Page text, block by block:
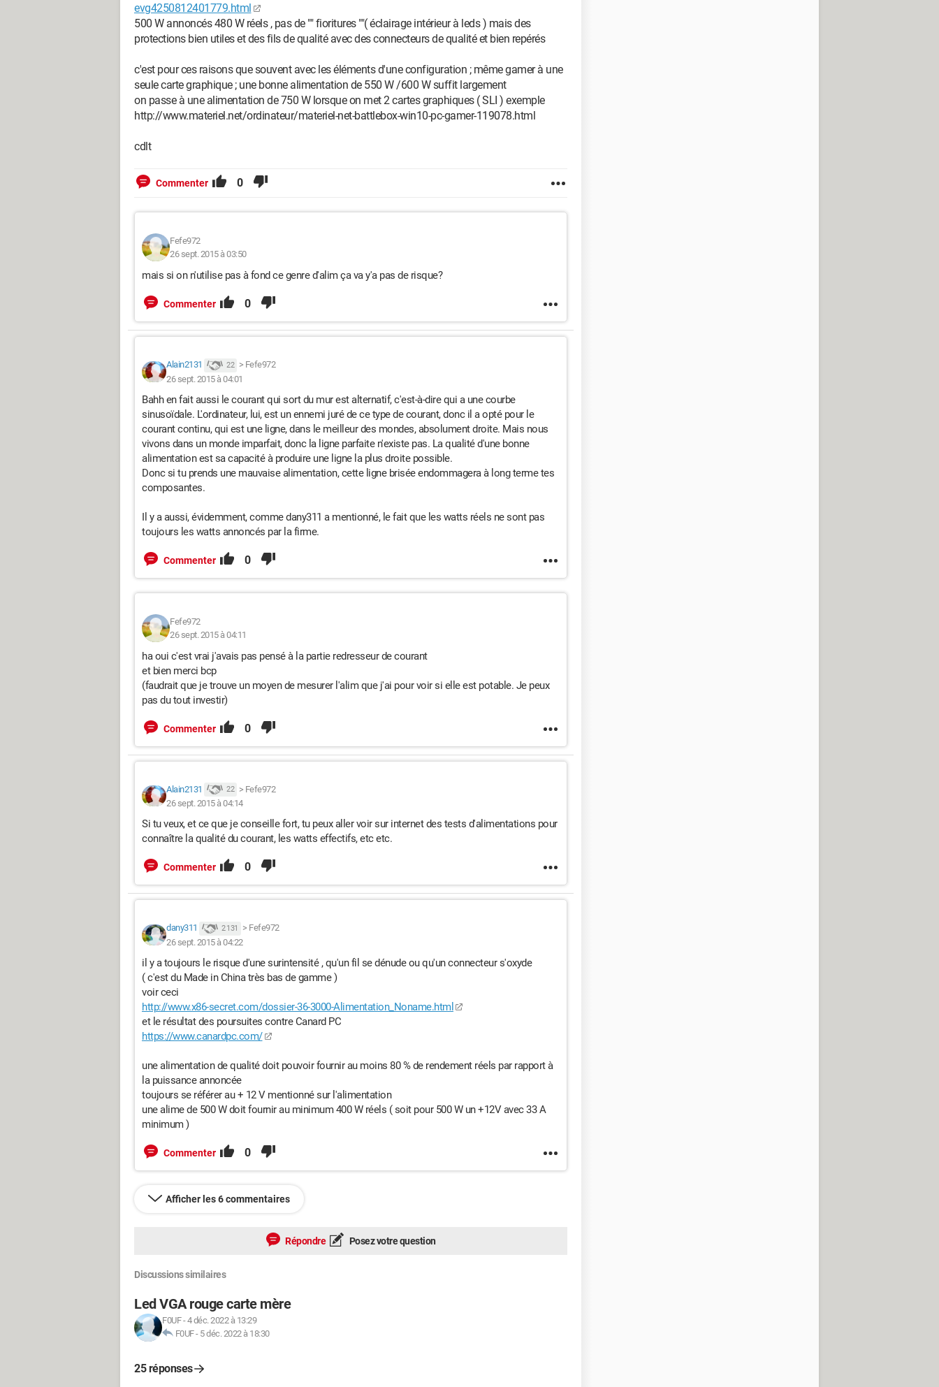
evg4250812401779.html
500 W annoncés 480 W réels , pas de "" fioritures ""( éclairage intérieur à leds ) mais des
protections bien utiles et des fils de qualité avec des connecteurs de qualité et bien repérés
c'est pour ces raisons que souvent avec les éléments d'une configuration ; même gamer à une
seule carte graphique ; une bonne alimentation de 550 W /600 W suffit largement
on passe à une alimentation de 750 W lorsque on met 2 cartes graphiques ( SLI ) exemple
http://www.materiel.net/ordinateur/materiel-net-battlebox-win10-pc-gamer-119078.html
cdlt
Commenter 0
Fefe972
26 sept. 2015 à 03:50
mais si on n'utilise pas à fond ce genre d'alim ça va y'a pas de risque?
Commenter 0
Alain2131 22 > Fefe972
26 sept. 2015 à 04:01
Bahh en fait aussi le courant qui sort du mur est alternatif, c'est-à-dire qui a une courbe
sinusoïdale. L'ordinateur, lui, est un ennemi juré de ce type de courant, donc il a opté pour le
courant continu, qui est une ligne, dans le meilleur des mondes, absolument droite. Mais nous
vivons dans un monde imparfait, donc la ligne parfaite n'existe pas. La qualité d'une bonne
alimentation est sa capacité à produire une ligne la plus droite possible.
Donc si tu prends une mauvaise alimentation, cette ligne brisée endommagera à long terme tes
composantes.
Il y a aussi, évidemment, comme dany311 a mentionné, le fait que les watts réels ne sont pas
toujours les watts annoncés par la firme.
Commenter 0
Fefe972
26 sept. 2015 à 04:11
ha oui c'est vrai j'avais pas pensé à la partie redresseur de courant
et bien merci bcp
(faudrait que je trouve un moyen de mesurer l'alim que j'ai pour voir si elle est potable. Je peux
pas du tout investir)
Commenter 0
Alain2131 22 > Fefe972
26 sept. 2015 à 04:14
Si tu veux, et ce que je conseille fort, tu peux aller voir sur internet des tests d'alimentations pour
connaître la qualité du courant, les watts effectifs, etc etc.
Commenter 0
dany311 2 131 > Fefe972
26 sept. 2015 à 04:22
il y a toujours le risque d'une surintensité , qu'un fil se dénude ou qu'un connecteur s'oxyde
( c'est du Made in China très bas de gamme )
voir ceci
http://www.x86-secret.com/dossier-36-3000-Alimentation_Noname.html
et le résultat des poursuites contre Canard PC
https://www.canardpc.com/
une alimentation de qualité doit pouvoir fournir au moins 80 % de rendement réels par rapport à
la puissance annoncée
toujours se référer au + 12 V mentionné sur l'alimentation
une alime de 500 W doit fournir au minimum 400 W réels ( soit pour 500 W un +12V avec 33 A
minimum )
Commenter 0
Afficher les 6 commentaires
Répondre Posez votre question
Discussions similaires
Led VGA rouge carte mère
F0UF-4 déc. 2022 à 13:29
F0UF- 5 déc. 2022 à 18:30
25 réponses